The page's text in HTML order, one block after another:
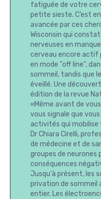
fatiguée de votre
petite sieste. C’est
avancée par ces
Wisconsin qui
nerveuses en
cerveau encore actif
en mode "off line",
sommeil, tandis que
éveillé. Une
édition de la revue
«Même avant de
vous signale que
activités qui mobilise
Dr Chiara Cirelli,
de médecine et de
groupes de neurones
conséquences
Jusqu'à présent, les
privation de
entier. Les